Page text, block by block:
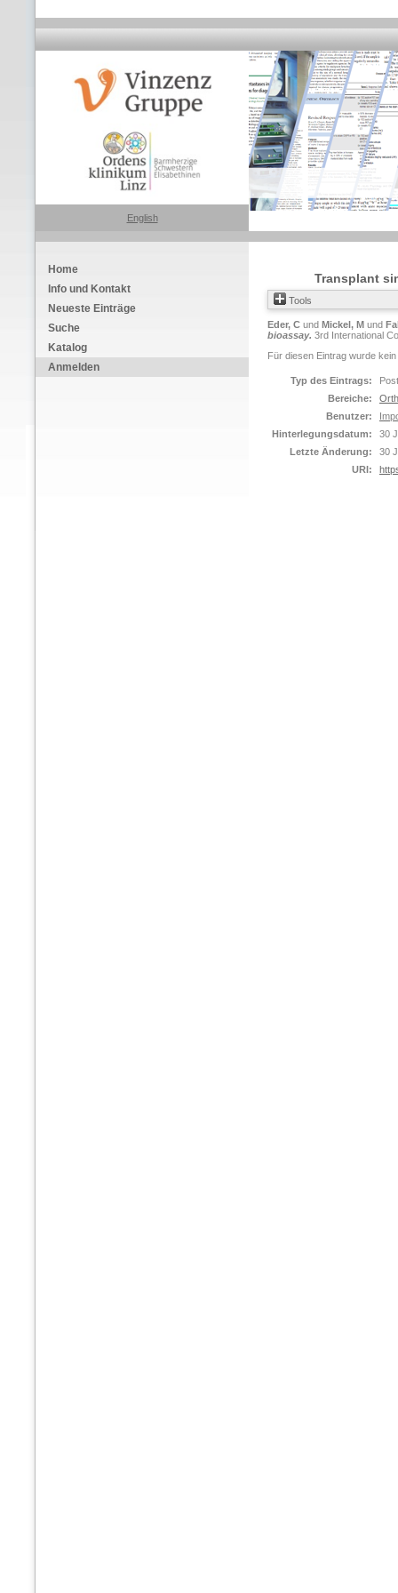
English
Home
Info und Kontakt
Neueste Einträge
Suche
Katalog
Anmelden
Transplant
Tools
Eder, C und Mickel, M und
bioassay. 3rd International
Für diesen Eintrag wurde
Typ des Eintrags:
Bereiche:
Benutzer:
Hinterlegungsdatum:
30
Letzte Änderung:
30
URI: